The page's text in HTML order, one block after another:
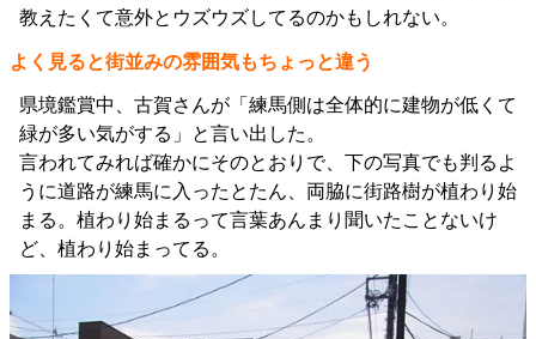
教えたくて意外とウズウズしてるのかもしれない。
よく見ると街並みの雰囲気もちょっと違う
県境鑑賞中、古賀さんが「練馬側は全体的に建物が低くて
緑が多い気がする」と言い出した。
言われてみれば確かにそのとおりで、下の写真でも判るよ
うに道路が練馬に入ったとたん、両脇に街路樹が植わり始
まる。植わり始まるって言葉あんまり聞いたことないけ
ど、植わり始まってる。